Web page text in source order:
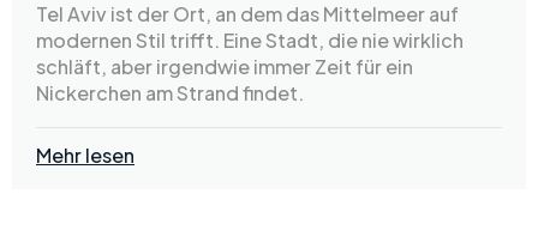
Tel Aviv ist der Ort, an dem das Mittelmeer auf
modernen Stil trifft. Eine Stadt, die nie wirklich
schläft, aber irgendwie immer Zeit für ein
Nickerchen am Strand findet.
Mehr lesen